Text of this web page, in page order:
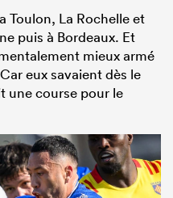
Toulon, La Rochelle et
puis à Bordeaux. Et
mieux armé
eux savaient dès le
une course pour le